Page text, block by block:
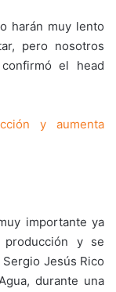
harán muy lento
pero nosotros
el head
y aumenta
importante ya
y se
Jesús Rico
durante una